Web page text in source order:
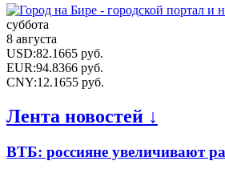
суббота
8 августа
USD:82.1665 руб.
EUR:94.8366 руб.
CNY:12.1655 руб.
Лента новостей ↓
ВТБ: россияне увеличивают